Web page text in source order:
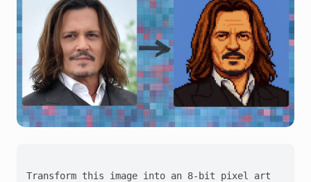
Transform this image into an 8-bit pixel art